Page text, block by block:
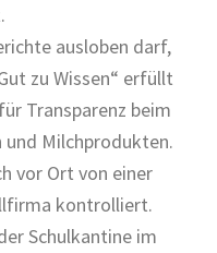
ausloben darf,
zu Wissen“ erfüllt
Transparenz beim
und Milchprodukten.
vor Ort von einer
kontrolliert.
Schulkantine im